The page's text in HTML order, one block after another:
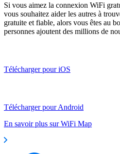
Si vous aimez la connexion WiFi
vous souhaitez aider les autres à
gratuite et fiable, alors vous êtes au
personnes ajoutent des millions de
Télécharger pour iOS
Télécharger pour Android
En savoir plus sur WiFi Map